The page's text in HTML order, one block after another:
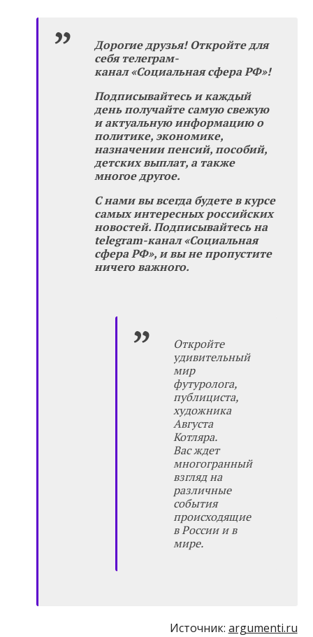
Дорогие друзья! Откройте для
себя телеграм-
канал «Социальная сфера РФ»!
Подписывайтесь и каждый
день получайте самую свежую
и актуальную информацию о
политике, экономике,
назначении пенсий, пособий,
детских выплат, а также
многое другое.
С нами вы всегда будете в курсе
самых интересных российских
новостей. Подписывайтесь на
telegram-канал «Социальная
сфера РФ», и вы не пропустите
ничего важного.
Откройте
удивительный
мир
футуролога,
публициста,
художника
Августа
Котляра.
Вас ждет
многогранный
взгляд на
различные
события
происходящие
в России и в
мире.
Источник: argumenti.ru